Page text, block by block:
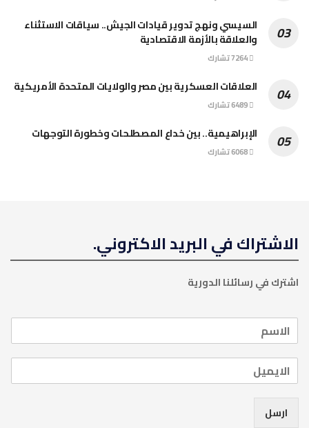
السيسي ونهج تدوير قيادات الجيش.. سياقات الاستثناء
والعلاقة بالأزمة الاقتصادية
العلاقات العسكرية بين مصر والولايات المتحدة الأمريكية
الإبراهيمية.. بين خداع المصطلحات وخطورة التوجهات
الاشتراك في البريد الاكتروني.
اشترك في رسائلنا الدورية
ارسل